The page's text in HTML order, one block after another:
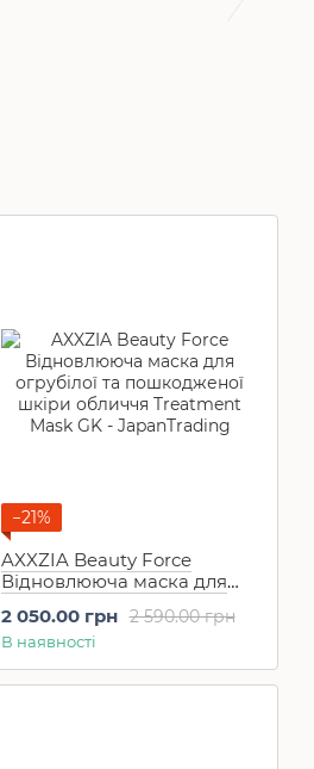
−21%
AXXZIA Beauty Force
Відновлююча маска для
шкіри обличчя Treatment
Mask GK 7 шт
2 590.00 грн
2 050.00 грн
В наявності